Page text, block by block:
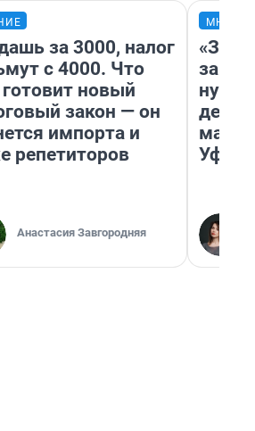
за 3000, налог
с 4000. Что
новый
закон — он
импорта и
репетиторов
Анастасия Завгородняя
дела
Уфа